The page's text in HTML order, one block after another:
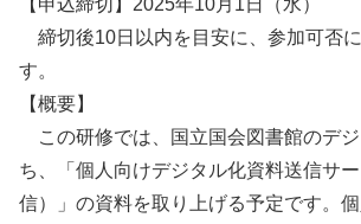
締切後10日以内を目安に、参加可否
す。
【概要】
この研修では、国立国会図書館のデジ
ち、「個人向けデジタル化資料送信サ
信）」の資料を取り上げる予定です。